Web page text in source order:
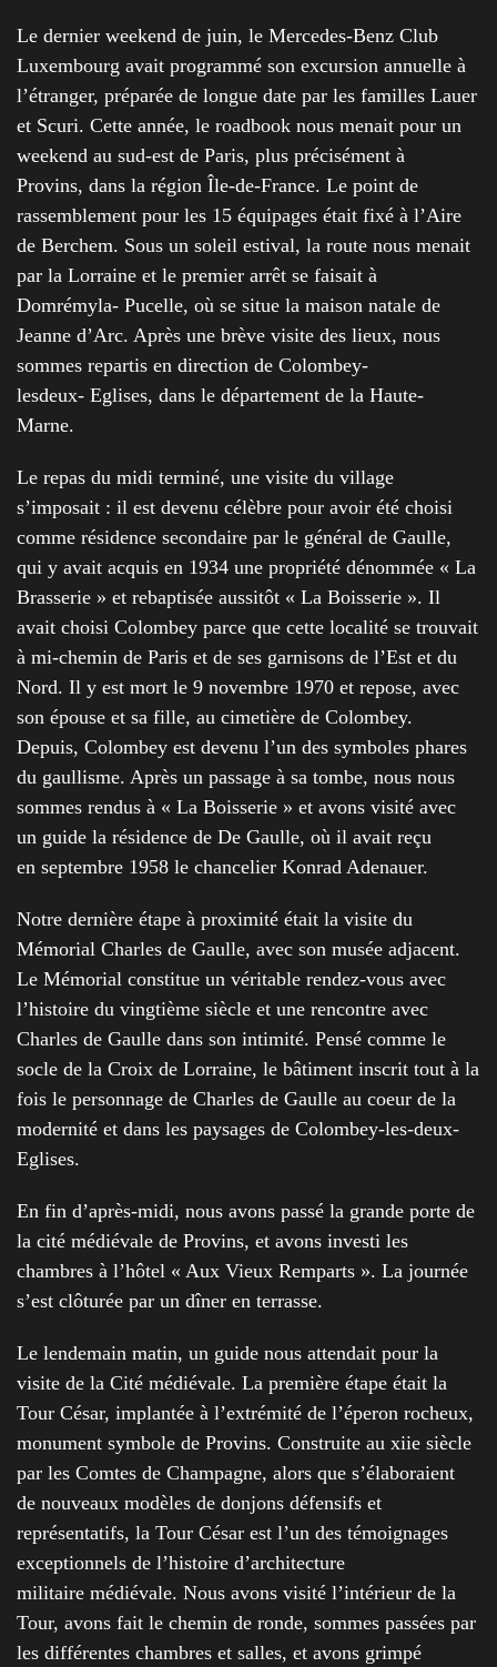
Le dernier weekend de juin, le Mercedes-Benz Club
Luxembourg avait programmé son excursion annuelle à
l’étranger, préparée de longue date par les familles Lauer
et Scuri. Cette année, le roadbook nous menait pour un
weekend au sud-est de Paris, plus précisément à
Provins, dans la région Île-de-France. Le point de
rassemblement pour les 15 équipages était fixé à l’Aire
de Berchem. Sous un soleil estival, la route nous menait
par la Lorraine et le premier arrêt se faisait à
Domrémyla- Pucelle, où se situe la maison natale de
Jeanne d’Arc. Après une brève visite des lieux, nous
sommes repartis en direction de Colombey-
lesdeux- Eglises, dans le département de la Haute-
Marne.
Le repas du midi terminé, une visite du village
s’imposait : il est devenu célèbre pour avoir été choisi
comme résidence secondaire par le général de Gaulle,
qui y avait acquis en 1934 une propriété dénommée « La
Brasserie » et rebaptisée aussitôt « La Boisserie ». Il
avait choisi Colombey parce que cette localité se trouvait
à mi-chemin de Paris et de ses garnisons de l’Est et du
Nord. Il y est mort le 9 novembre 1970 et repose, avec
son épouse et sa fille, au cimetière de Colombey.
Depuis, Colombey est devenu l’un des symboles phares
du gaullisme. Après un passage à sa tombe, nous nous
sommes rendus à « La Boisserie » et avons visité avec
un guide la résidence de De Gaulle, où il avait reçu
en septembre 1958 le chancelier Konrad Adenauer.
Notre dernière étape à proximité était la visite du
Mémorial Charles de Gaulle, avec son musée adjacent.
Le Mémorial constitue un véritable rendez-vous avec
l’histoire du vingtième siècle et une rencontre avec
Charles de Gaulle dans son intimité. Pensé comme le
socle de la Croix de Lorraine, le bâtiment inscrit tout à la
fois le personnage de Charles de Gaulle au coeur de la
modernité et dans les paysages de Colombey-les-deux-
Eglises.
En fin d’après-midi, nous avons passé la grande porte de
la cité médiévale de Provins, et avons investi les
chambres à l’hôtel « Aux Vieux Remparts ». La journée
s’est clôturée par un dîner en terrasse.
Le lendemain matin, un guide nous attendait pour la
visite de la Cité médiévale. La première étape était la
Tour César, implantée à l’extrémité de l’éperon rocheux,
monument symbole de Provins. Construite au xiie siècle
par les Comtes de Champagne, alors que s’élaboraient
de nouveaux modèles de donjons défensifs et
représentatifs, la Tour César est l’un des témoignages
exceptionnels de l’histoire d’architecture
militaire médiévale. Nous avons visité l’intérieur de la
Tour, avons fait le chemin de ronde, sommes passées par
les différentes chambres et salles, et avons grimpé